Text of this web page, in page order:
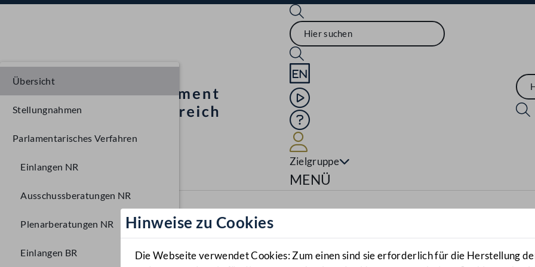
Sprache English
Mediathek
Hilfe
Zielgruppe
Navigationsmenü öffnen
MENÜ
Hinweise zu Cookies
Die Webseite verwendet Cookies: Zum einen sind sie erforderlich für die Herstellung
Übersicht
Stellungnahmen
Parlamentarisches Verfahren
Einlangen NR
Ausschussberatungen NR
Plenarberatungen NR
Einlangen BR